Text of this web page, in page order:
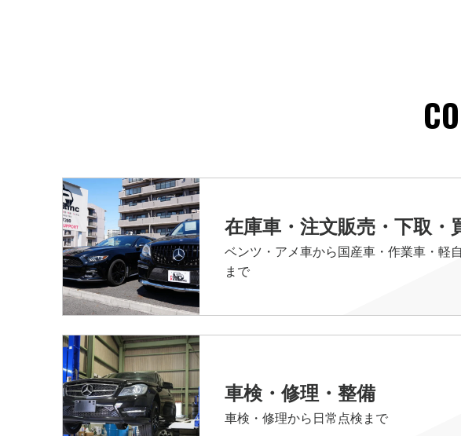
在庫車・注文販売・下取・
ベンツ・アメ車から国産車・作業車・軽
まで
車検・修理・整備
車検・修理から日常点検まで